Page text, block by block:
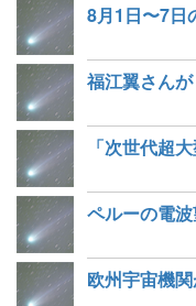
欧州宇宙機